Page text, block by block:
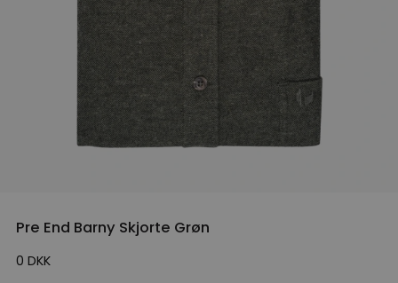
Pre End Barny Skjorte Grøn
0 DKK